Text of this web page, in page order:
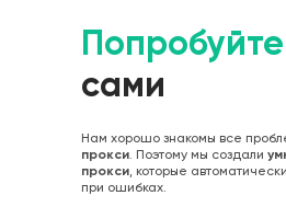
Попробуйте
сами
Нам хорошо знакомы все
прокси. Поэтому мы создали
прокси, которые
при ошибках.